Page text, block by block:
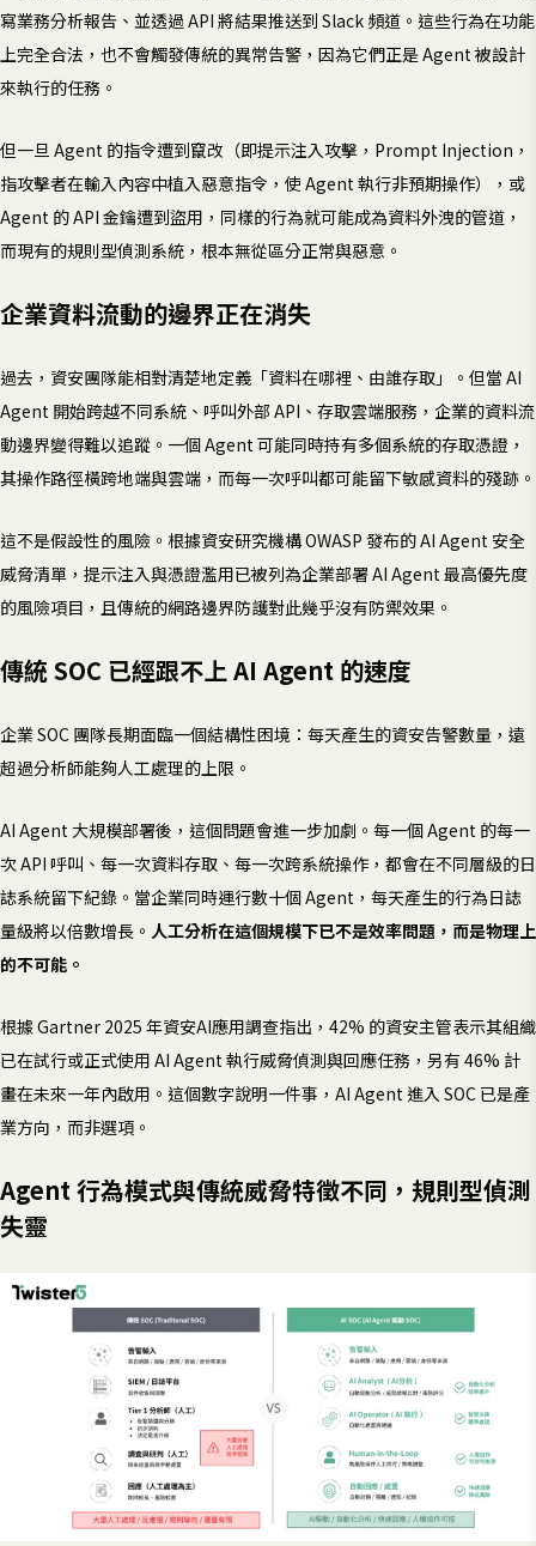
寫業務分析報告、並透過 API 將結果推送到 Slack 頻道。這些行為在功能
上完全合法，也不會觸發傳統的異常告警，因為它們正是 Agent 被設計
來執行的任務。
但一旦 Agent 的指令遭到竄改（即提示注入攻擊，Prompt Injection，
指攻擊者在輸入內容中植入惡意指令，使 Agent 執行非預期操作），或
Agent 的 API 金鑰遭到盜用，同樣的行為就可能成為資料外洩的管道，
而現有的規則型偵測系統，根本無從區分正常與惡意。
企業資料流動的邊界正在消失
過去，資安團隊能相對清楚地定義「資料在哪裡、由誰存取」。但當 AI
Agent 開始跨越不同系統、呼叫外部 API、存取雲端服務，企業的資料流
動邊界變得難以追蹤。一個 Agent 可能同時持有多個系統的存取憑證，
其操作路徑橫跨地端與雲端，而每一次呼叫都可能留下敏感資料的殘跡。
這不是假設性的風險。根據資安研究機構 OWASP 發布的 AI Agent 安全
威脅清單，提示注入與憑證濫用已被列為企業部署 AI Agent 最高優先度
的風險項目，且傳統的網路邊界防護對此幾乎沒有防禦效果。
傳統 SOC 已經跟不上 AI Agent 的速度
企業 SOC 團隊長期面臨一個結構性困境：每天產生的資安告警數量，遠
超過分析師能夠人工處理的上限。
AI Agent 大規模部署後，這個問題會進一步加劇。每一個 Agent 的每一
次 API 呼叫、每一次資料存取、每一次跨系統操作，都會在不同層級的日
誌系統留下紀錄。當企業同時運行數十個 Agent，每天產生的行為日誌
量級將以倍數增長。 人工分析在這個規模下已不是效率問題，而是物理上
的不可能。
根據 Gartner 2025 年資安AI應用調查指出，42% 的資安主管表示其組織
已在試行或正式使用 AI Agent 執行威脅偵測與回應任務，另有 46% 計
畫在未來一年內啟用。這個數字說明一件事，AI Agent 進入 SOC 已是產
業方向，而非選項。
Agent 行為模式與傳統威脅特徵不同，規則型偵測
失靈